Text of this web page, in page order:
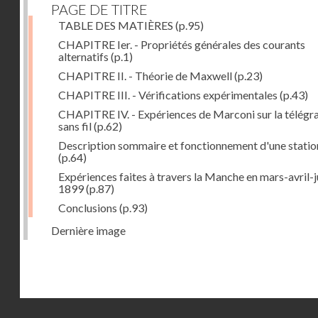
PAGE DE TITRE
TABLE DES MATIÈRES (p.95)
CHAPITRE Ier. - Propriétés générales des courants
alternatifs (p.1)
CHAPITRE II. - Théorie de Maxwell(p.23)
CHAPITRE III. - Vérifications expérimentales (p.43)
CHAPITRE IV. - Expériences de Marconi sur la
sans fil(p.62)
Description sommaire et fonctionnement d'une
(p.64)
Expériences faites à travers la Manche en mars-avril-
1899(p.87)
Conclusions (p.93)
Dernière image